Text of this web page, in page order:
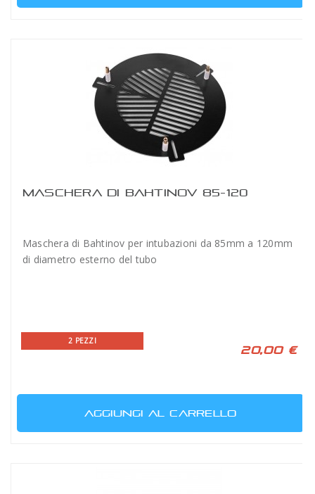
MASCHERA DI BAHTINOV 85-120
Maschera di Bahtinov per intubazioni da 85mm a 120mm
di diametro esterno del tubo
2 PEZZI
20,00 €
AGGIUNGI AL CARRELLO